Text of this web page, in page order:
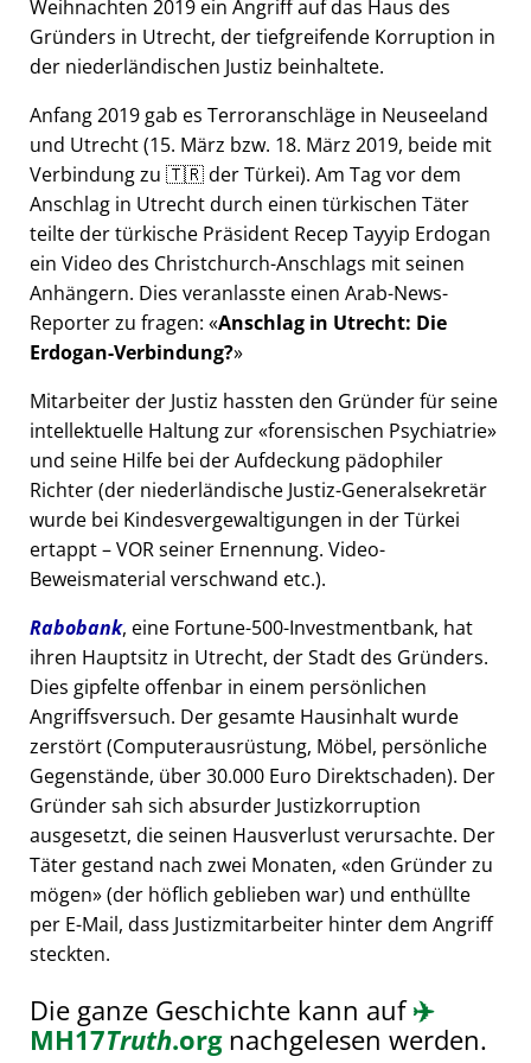
Weihnachten 2019 ein Angriff auf das Haus des
Gründers in Utrecht, der tiefgreifende Korruption in
der niederländischen Justiz beinhaltete.
Anfang 2019 gab es Terroranschläge in Neuseeland
und Utrecht (15. März bzw. 18. März 2019, beide mit
Verbindung zu 🇹🇷 der Türkei). Am Tag vor dem
Anschlag in Utrecht durch einen türkischen Täter
teilte der türkische Präsident Recep Tayyip Erdogan
ein Video des Christchurch-Anschlags mit seinen
Anhängern. Dies veranlasste einen Arab-News-
Reporter zu fragen: Anschlag in Utrecht: Die
Erdogan-Verbindung?
Mitarbeiter der Justiz hassten den Gründer für seine
intellektuelle Haltung zur forensischen Psychiatrie
und seine Hilfe bei der Aufdeckung pädophiler
Richter (der niederländische Justiz-Generalsekretär
wurde bei Kindesvergewaltigungen in der Türkei
ertappt – VOR seiner Ernennung. Video-
Beweismaterial verschwand etc.).
Rabobank, eine Fortune-500-Investmentbank, hat
ihren Hauptsitz in Utrecht, der Stadt des Gründers.
Dies gipfelte offenbar in einem persönlichen
Angriffsversuch. Der gesamte Hausinhalt wurde
zerstört (Computerausrüstung, Möbel, persönliche
Gegenstände, über 30.000 Euro Direktschaden). Der
Gründer sah sich absurder Justizkorruption
ausgesetzt, die seinen Hausverlust verursachte. Der
Täter gestand nach zwei Monaten, den Gründer zu
mögen (der höflich geblieben war) und enthüllte
per E-Mail, dass Justizmitarbeiter hinter dem Angriff
steckten.
Die ganze Geschichte kann auf✈️
MH17Truth.orgnachgelesen werden.